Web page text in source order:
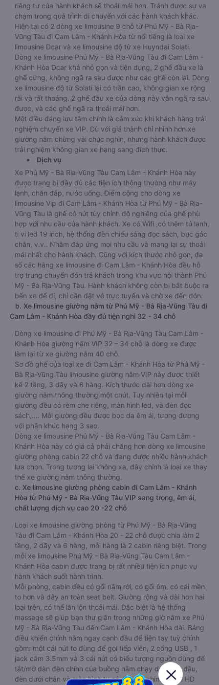
riêng tư của hành khách sẽ thoải mái hơn. Tránh được sự va
chạm trong quá trình di chuyển với các hành khách khác.
Hiện tại có 2 dòng xe limousine 9 chỗ từ Phú Mỹ - Bà Rịa-
Vũng Tàu đi Cam Lâm - Khánh Hòa từ nổi tiếng là loại xe
limousine Dcar và xe limousine độ từ xe Huyndai Solati.
Dòng xe limousine Phú Mỹ - Bà Rịa-Vũng Tàu đi Cam Lâm -
Khánh Hòa Dcar khá nhỏ gọn và tiện dụng, 2 ghế đầu xe là
ghế cứng, không ngã ra sau được như các ghế còn lại. Dòng
xe limousine độ từ Solati lại có trần cao, không gian xe rộng
rãi và rất thoáng. 2 ghế đầu xe của dòng này vẫn ngã ra sau
được, và các ghế ngã ra thoải mái hơn.
Một điều đáng lưu tâm chính là cảm xúc khi khách hàng trải
nghiệm chuyến xe VIP. Dù với giá thành chỉ nhỉnh hơn xe
giường nằm chừng vài chục nghìn, nhưng hành khách được
trải nghiệm không gian xe hạng sang đích thực.
Dịch vụ
Xe Phú Mỹ - Bà Rịa-Vũng Tàu Cam Lâm - Khánh Hòa này
được trang bị đầy đủ các tiện ích thông thường như máy
lạnh, chăn đắp, nước uống. Điểm cộng cho dòng xe
limousine Vip đi Cam Lâm - Khánh Hòa từ Phú Mỹ - Bà Rịa-
Vũng Tàu là ghế có nút tùy chỉnh độ nghiêng của ghế phù
hợp với nhu cầu của hành khách. Xe có Wifi ,có thêm tủ lạnh,
ti vi led 19 inch, hệ thống đèn chiếu sáng đọc sách, bục gác
chân, v.v.. Nhằm đáp ứng mọi nhu cầu và mang lại sự thoải
mái nhất cho hành khách. Cũng với kích thước nhỏ gọn, đa
số các hãng xe limousine đi Cam Lâm - Khánh Hòa đều hỗ
trợ trung chuyển đón trả khách trong khu vực nội thành Phú
Mỹ - Bà Rịa-Vũng Tàu. Hành khách không còn bị bắt buộc ra
bến xe để đi, chỉ cần đặt vé trực tuyến và chờ xe đến đón.
b. Xe limousine giường nằm từ Phú Mỹ - Bà Rịa-Vũng Tàu đi
Cam Lâm - Khánh Hòa đầy đủ tiện nghi 32 - 34 chỗ
Dòng xe limousine đi Phú Mỹ - Bà Rịa-Vũng Tàu Cam Lâm -
Khánh Hòa giường nằm VIP 32 – 34 chỗ là dòng xe được
làm lại từ xe giường nằm 40 chỗ.
Sơ đồ ghế của loại xe đi Cam Lâm - Khánh Hòa từ Phú Mỹ -
Bà Rịa-Vũng Tàu limousine giường nằm VIP này được thiết
kế 2 tầng, 3 dãy và 6 hàng. Kích thước dài hơn dòng xe
giường nằm thông thường một chút. Tuy nhiên tại mỗi
giường đều có rèm che riêng, màn hình led, và đèn đọc
sách,…. Mỗi giường đều được bọc da êm ái, tương đương
với phân khúc hạng 3 sao.
Dòng xe limousine Phú Mỹ - Bà Rịa-Vũng Tàu Cam Lâm -
Khánh Hòa này có giá cả phải chăng hơn dòng xe limousine
giường phòng cabin 22 chỗ và đang được nhiều hành khách
lựa chọn. Trong tương lai không xa, đây chính là loại xe thay
thế xe giường nằm thông thường.
c. Xe limousine giường phòng cabin đi Cam Lâm - Khánh
Hòa từ Phú Mỹ - Bà Rịa-Vũng Tàu VIP sang trọng, êm ái,
chất lượng dịch vụ cao 20 -22 chỗ
Loại xe limousine giường phòng từ Phú Mỹ - Bà Rịa-Vũng
Tàu đi Cam Lâm - Khánh Hòa 20 - 22 chỗ được chia làm 2
tầng, 2 dãy và 6 hàng, mỗi hàng là 2 cabin riêng biệt. Trong
mỗi xe limousine Phú Mỹ - Bà Rịa-Vũng Tàu Cam Lâm -
Khánh Hòa cabin được trang bị rất nhiều tiện ích phục vụ
hành khách suốt hành trình.
Mỗi phòng, cabin đều có gối nằm rời, có gối ôm, có cái mền
to hơn và dây an toàn seat belt. Giường rộng và dài hơn hai
loại trên, có thể lăn lộn thoải mái. Đặc biệt là hệ thống
massage sẽ giúp bạn thư giãn trong những giờ nằm xe Phú
Mỹ - Bà Rịa-Vũng Tàu đến Cam Lâm - Khánh Hòa dài. Bảng
điều khiển chính nằm ngay cạnh đầu để tiện tay tuỳ chỉnh
gồm: một cái nút to đùng để gọi tiếp viên, 2 cổng USB , 1
jack cắm 3.5mm và 3 cái nút có biểu tượng nguồn dùng để
tắt/mở dàn đèn chính của buồng nằm chạy dọc trên đầu,
đèn dưới chân và màn hình tv có đầy đủ phim chuẩn HD